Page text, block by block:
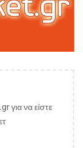
για να είστε